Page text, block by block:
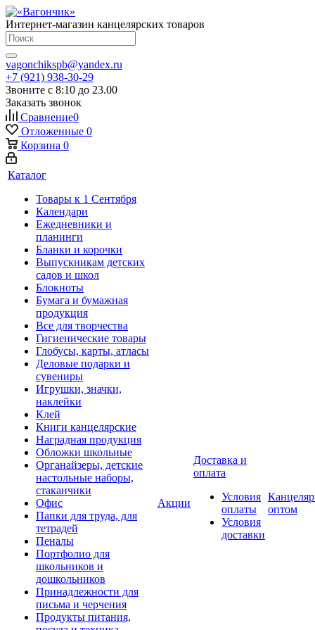
Интернет-магазин канцелярских товаров
vagonchikspb@yandex.ru
+7 (921) 938-30-29
Звоните с 8:10 до 23.00
Заказать звонок
Сравнение0
Отложенные 0
Корзина 0
Каталог
Товары к 1 Сентября
Календари
Ежедневники и
планинги
Бланки и корочки
Выпускникам детских
садов и школ
Блокноты
Бумага и бумажная
продукция
Все для творчества
Гигиенические товары
Глобусы, карты, атласы
Деловые подарки и
сувениры
Игрушки, значки,
наклейки
Клей
Книги канцелярские
Наградная продукция
Обложки школьные
Органайзеры, детские
настольные наборы,
стаканчики
Офис
Папки для труда, для
тетрадей
Пеналы
Портфолио для
школьников и
дошкольников
Принадлежности для
письма и черчения
Продукты питания,
Акции
Доставка и
оплата
Условия
оплаты
Условия
доставки
оптом